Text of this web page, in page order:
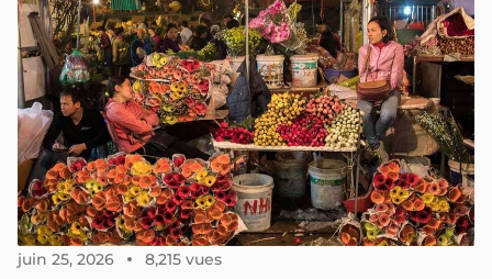
juin 25, 2026 8,215 vues